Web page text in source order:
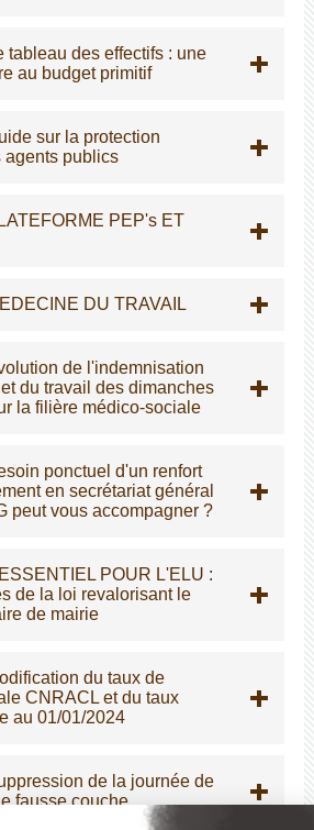
tableau des effectifs : une
au budget primitif
sur la protection
agents publics
PEP's ET
DU TRAVAIL
de l'indemnisation
du travail des dimanches
la filière médico-sociale
ponctuel d'un renfort
en secrétariat général
peut vous accompagner ?
POUR L'ELU :
de la loi revalorisant le
de mairie
du taux de
CNRACL et du taux
au 01/01/2024
de la journée de
fausse couche